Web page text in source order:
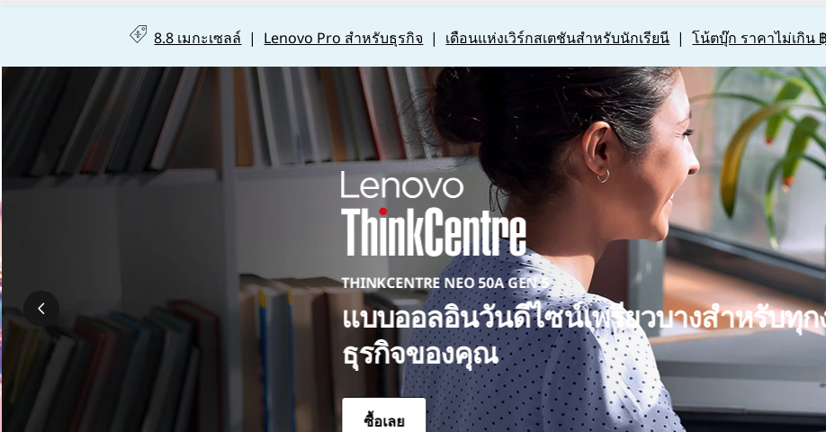
อ
e
n
o
v
o
นื้
8.8 เมกะเซลล์ | Lenovo Pro สำหรับธุรกิจ | เดือนแห่งเวิร์กสเตชันสำหรับนักเรียนี |โน้ตบุ๊ก ราคาไม่เกิน
THINKCENTRE NEO 50A GEN 5
แบบออลอินวันดีไซน์เพรียวบางสำหรับทุก
ธุรกิจของคุณ
ซื้อเลย